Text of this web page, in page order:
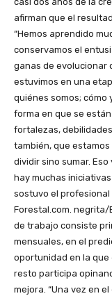
afirman que el
“Hemos aprendido
conservamos el
ganas de evolucionar
estuvimos en una
quiénes somos; cómo
forma en que se
fortalezas,
también, que
dividir sino sumar.
hay muchas
sostuvo el
Forestal.com.
de trabajo consiste
mensuales, en el
oportunidad en la
resto participa
mejora. “Una vez en